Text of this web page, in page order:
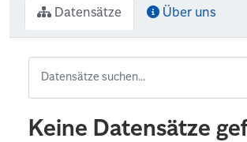
Datensätze Über uns
Keine Datensätze